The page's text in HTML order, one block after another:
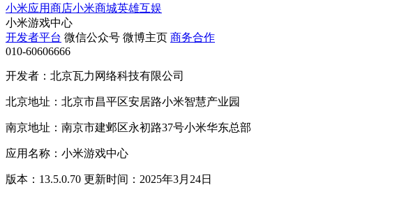
小米应用商店小米商城英雄互娱
小米游戏中心
开发者平台 微信公众号 微博主页 商务合作
010-60606666
开发者：北京瓦力网络科技有限公司
北京地址：北京市昌平区安居路小米智慧产业园
南京地址：南京市建邺区永初路37号小米华东总部
应用名称：小米游戏中心
版本：13.5.0.70 更新时间：2025年3月24日